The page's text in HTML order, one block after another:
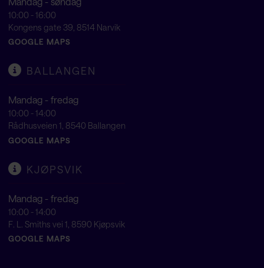
10:00 - 16:00
Kongens gate 39, 8514 Narvik
GOOGLE MAPS
BALLANGEN
Mandag - fredag
10:00 - 14:00
Rådhusveien 1, 8540 Ballangen
GOOGLE MAPS
KJØPSVIK
Mandag - fredag
10:00 - 14:00
F. L. Smiths vei 1, 8590 Kjøpsvik
GOOGLE MAPS